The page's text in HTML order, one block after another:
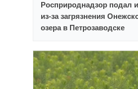
Росприроднадзор подал
из-за загрязнения
озера в Петрозаводске